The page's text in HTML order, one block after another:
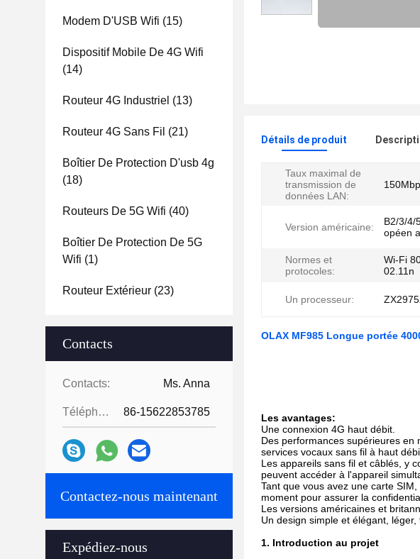
Modem D'USB Wifi (15)
Dispositif Mobile De 4G Wifi
(14)
Routeur 4G Industriel (13)
Routeur 4G Sans Fil (21)
Boîtier De Protection D'usb 4g
(18)
Routeurs De 5G Wifi (40)
Boîtier De Protection De 5G
Wifi (1)
Routeur Extérieur (23)
Contacts
Contacts: Ms. Anna
Téléphone: 86-15622853785
Contactez-nous maintenant
Expédiez-nous
Détails de produit
Taux maximal de
transmission de
données LAN:
Version américaine:
B2/3/4/
opéen
Normes et
protocoles:
Wi-Fi
02.11n
Un processeur:
OLAX MF985 Longue portée
Les avantages:
Une connexion 4G haut débit.
Des performances supérieures
services vocaux sans fil à haut
Les appareils sans fil et câblés, y
peuvent accéder à l'appareil
Tant que vous avez une carte
moment pour assurer la
Les versions américaines et
Un design simple et élégant, léger,
1. Introduction au projet